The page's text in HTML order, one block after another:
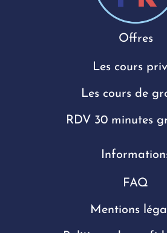
Offres
Les cours
Les cours de
RDV 30 minutes
FAQ
Mentions